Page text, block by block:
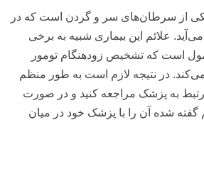
از سرطان‌های سر و گردن است که در
علائم این بیماری شبیه به برخی
است که تشخیص زودهنگام تومور
در نتیجه لازم است به طور منظم
به پزشک مراجعه کنید و در صورت
گفته شده آن را با پزشک خود در میان